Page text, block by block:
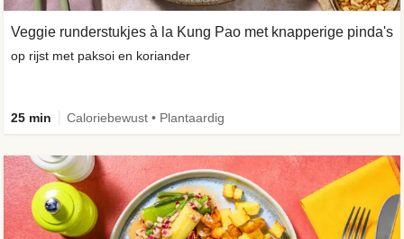
Veggie runderstukjes à la Kung Pao met knapperige pinda's
op rijst met paksoi en koriander
25 min Caloriebewust • Plantaardig